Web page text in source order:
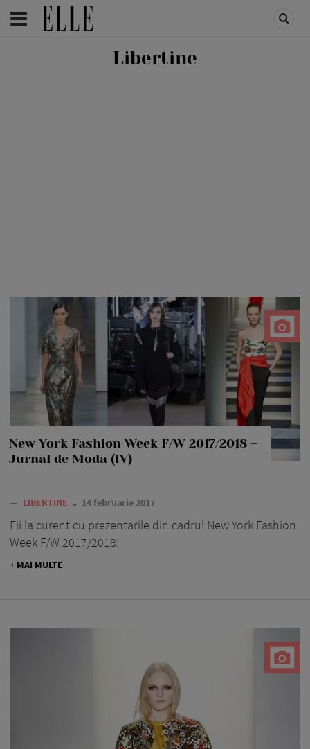
HOMEPAGE /FASHION
Libertine
New York Fashion Week F/W 2017/2018 –
Jurnal de Moda (IV)
— LIBERTINE 14 februarie 2017
Fii la curent cu prezentarile din cadrul New York Fashion
Week F/W 2017/2018!
+ MAI MULTE